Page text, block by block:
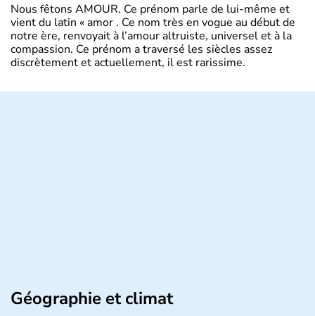
Nous fêtons AMOUR. Ce prénom parle de lui-même et
vient du latin « amor . Ce nom très en vogue au début de
notre ère, renvoyait à l’amour altruiste, universel et à la
compassion. Ce prénom a traversé les siècles assez
discrètement et actuellement, il est rarissime.
Géographie et climat